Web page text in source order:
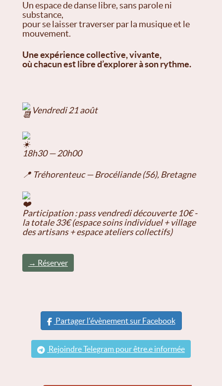
Un espace de danse libre, sans parole ni
substance,
pour se laisser traverser par la musique et le
mouvement.
Une expérience collective, vivante,
où chacun est libre d’explorer à son rythme.
Vendredi 21 août
18h30 — 20h00
📍 Tréhorenteuc — Brocéliande (56), Bretagne
Participation : pass vendredi découverte 10€ -
la totale 33€ (espace soins individuel + village
des artisans + espace ateliers collectifs)
→ Réserver
Partager l'évènement sur Facebook
Rejoindre Telegram pour être.e informée